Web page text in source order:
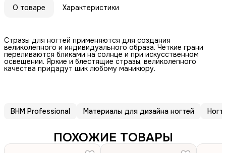
О товаре Характеристики
Стразы для ногтей применяются для создания
великолепного и индивидуального образа. Четкие грани
переливаются бликами на солнце и при искусственном
освещении. Яркие и блестящие стразы, великолепного
качества придадут шик любому маникюру.
BHM Professional Материалы для дизайна ногтей
ПОХОЖИЕ ТОВАРЫ